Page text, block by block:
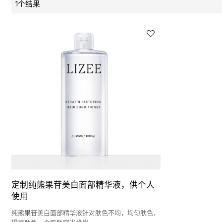
1个结果
定制纯熊果苷美白面部精华液，供个人
使用
纯熊果苷美白面部精华液针对肤色不均，均匀肤色，